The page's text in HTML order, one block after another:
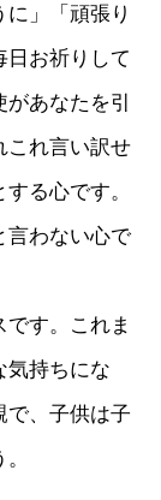
に」「頑張り
日お祈りして
あなたを引
これ言い訳せ
る心です。
言わない心で
す。これま
気持ちにな
で、子供は子